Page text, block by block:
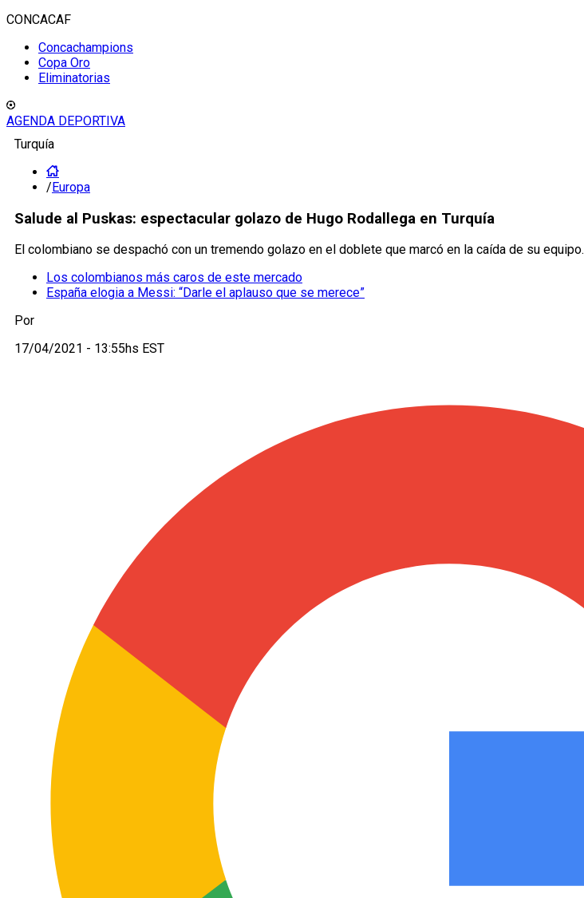
CONCACAF
Concachampions
Copa Oro
Eliminatorias
AGENDA DEPORTIVA
Turquía
/Europa
Salude al Puskas: espectacular golazo de Hugo Rodallega en Turquía
El colombiano se despachó con un tremendo golazo en el doblete que marcó en la caída de su equipo.
Los colombianos más caros de este mercado
España elogia a Messi: “Darle el aplauso que se merece”
Por
17/04/2021 - 13:55hs EST